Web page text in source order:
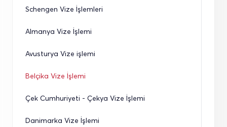
Schengen Vize İşlemleri
Almanya Vize İşlemi
Avusturya Vize işlemi
Belçika Vize İşlemi
Çek Cumhuriyeti - Çekya Vize İşlemi
Danimarka Vize İşlemi